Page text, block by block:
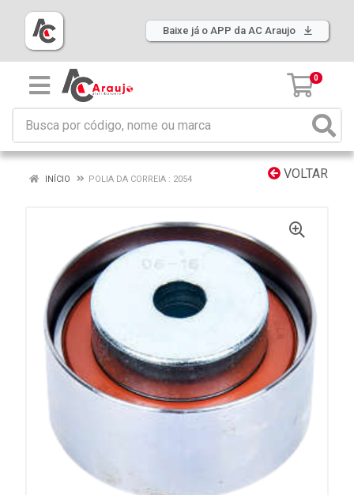
Baixe já o APP da AC Araujo
0
VOLTAR
INÍCIO POLIA DA CORREIA : 2054